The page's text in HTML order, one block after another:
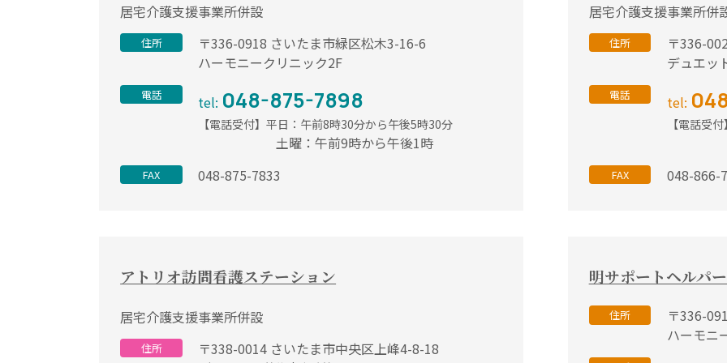
居宅介護支援事業所併設
住所
〒336-0918 さいたま市緑区松木3-16-6
ハーモニークリニック2F
電話 tel: 048-875-7898
【電話受付】平日： 午前8時30分から午後5時30分
土曜：午前9時から午後1時
FAX 048-875-7833
居宅介護支援事業所併
住所
〒336-
デュエッ
電話 tel:
【電話受
FAX 048-866-
アトリオ訪問看護ステーション
居宅介護支援事業所併設
住所
〒338-0014 さいたま市中央区上峰4-8-18
明サポートヘルパ
住所
〒336-
ハーモニ